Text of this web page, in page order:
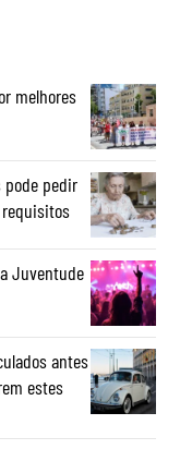
melhores
pode pedir
Juventude
antes
estes